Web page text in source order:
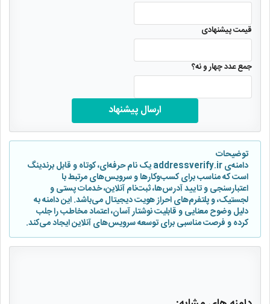
قیمت پیشنهادی
جمع عدد چهار و نه؟
ارسال پیشنهاد
توضیحات
دامنه‌ی addressverify.ir یک نام حرفه‌ای، کوتاه و قابل برندینگ
است که مناسب برای کسب‌وکارها و سرویس‌های مرتبط با
اعتبارسنجی و تایید آدرس‌ها، ثبت‌نام آنلاین، خدمات پستی و
لجستیک، و پلتفرم‌های احراز هویت دیجیتال می‌باشد. این دامنه به
دلیل وضوح معنایی و قابلیت نوشتار آسان، اعتماد مخاطب را جلب
کرده و فرصت مناسبی برای توسعه سرویس‌های آنلاین ایجاد می‌کند.